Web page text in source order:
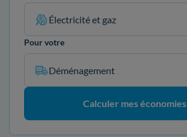
Électricité et gaz
Pour votre
Déménagement
Calculer mes économies